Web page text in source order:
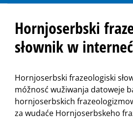
Hornjoserbski
słownik w
Hornjoserbski frazeologiski
móžnosć wužiwanja datoweje
hornjoserbskich
za wudaće Hornjoserbskeho